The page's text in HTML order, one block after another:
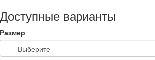
Доступные варианты
Размер